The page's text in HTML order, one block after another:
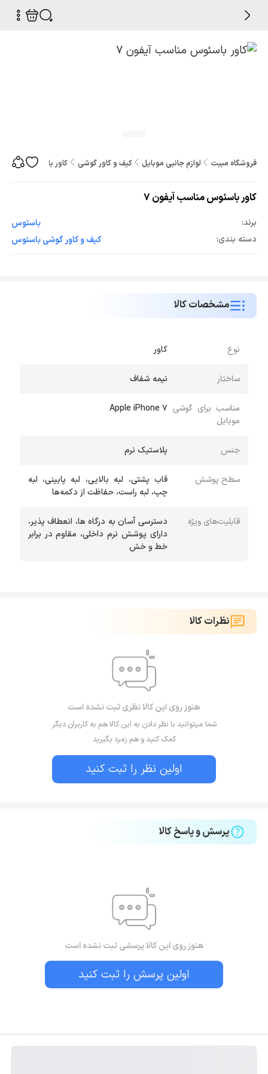
فروشگاه مبیت لوازم جانبی موبایل کیف و کاور گوشی کاور باسئوس مناسب
کاور باسئوس مناسب آیفون 7
برند:
باسئوس
دسته بندی:
کیف و کاور گوشی باسئوس
مشخصات کالا
نوع کاور
ساختار نیمه شفاف
مناسب برای گوشی
موبایل
Apple iPhone 7
جنس پلاستیک نرم
سطح پوشش
قاب پشتی، لبه بالایی، لبه پایینی، لبه
چپ، لبه راست، حفاظت از دکمه‌ها
قابلیت‌های ویژه
دسترسی آسان به درگاه ها، انعطاف پذیر،
دارای پوشش نرم داخلی، مقاوم در برابر
خط و خش
نظرات کالا
هنوز روی این کالا نظری ثبت نشده است
شما میتوانید با نظر دادن به این کالا هم به کاربران دیگر
کمک کنید و هم زمرد بگیرید
اولین نظر را ثبت کنید
پرسش و پاسخ کالا
هنوز روی این کالا پرسشی ثبت نشده است
اولین پرسش را ثبت کنید